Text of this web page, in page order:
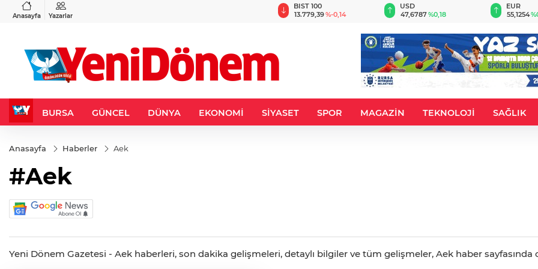
Anasayfa Yazarlar
%-0,22
BIST 100
13.779,39%-0,14
USD
47,6787%0,18
EUR
55,1254
BURSA GÜNCEL DÜNYA EKONOMİ SİYASET SPOR MAGAZİN TEKNOLOJİ SAĞLIK
Anasayfa Haberler Aek
#Aek
Yeni Dönem Gazetesi - Aek haberleri, son dakika gelişmeleri, detaylı bilgiler ve tüm gelişmeler, Aek haber sayfasında